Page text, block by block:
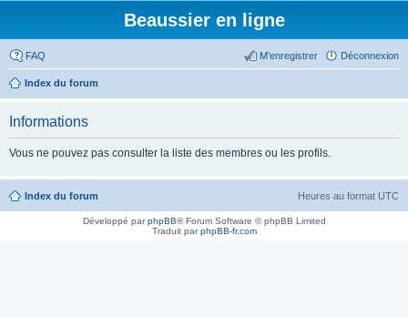
Beaussier en ligne
FAQ Déconnexion
M’enregistrer
Index du forum
Informations
Vous ne pouvez pas consulter la liste des membres ou les profils.
Index du forum Heures au format UTC
Développé parphpBB® Forum Software © phpBB Limited
Traduit parphpBB-fr.com